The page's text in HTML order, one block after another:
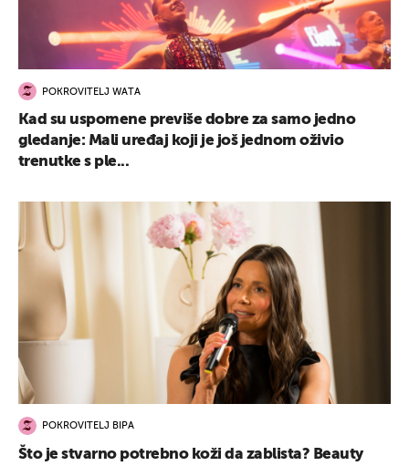
POKROVITELJ WATA
Kad su uspomene previše dobre za samo jedno
gledanje: Mali uređaj koji je još jednom oživio
trenutke s ple...
POKROVITELJ BIPA
Što je stvarno potrebno koži da zablista? Beauty